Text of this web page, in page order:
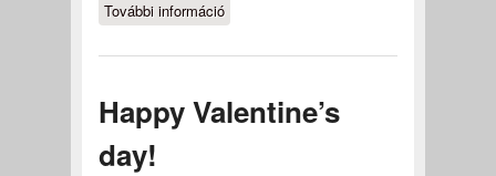
További információÉlményeinkről tartalommal
Happy Valentine’s
day!